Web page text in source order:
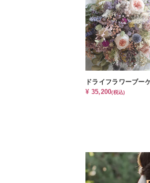
ドライフラワーブー
¥ 35,200(税込)